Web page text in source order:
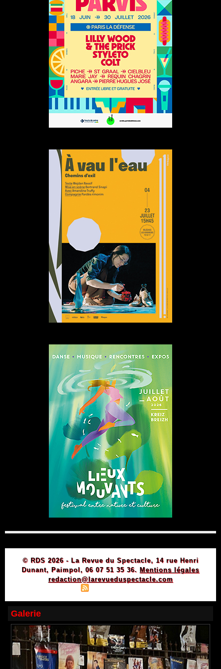
© RDS 2026 - La Revue du Spectacle, 14 rue Henri
Dunant, Paimpol, 06 07 51 35 36. Mentions légales
redaction@larevueduspectacle.com
Galerie